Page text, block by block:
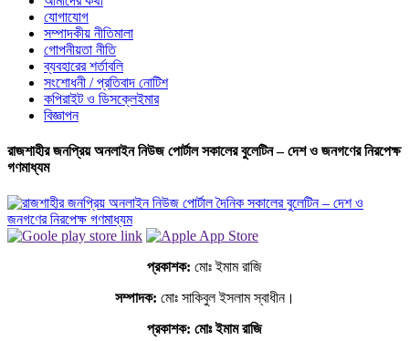
যোগাযোগ
সম্পাদকীয় নীতিমালা
গোপনীয়তা নীতি
ব্যবহারের শর্তাবলি
সংশোধনী / প্রতিবাদ নোটিশ
কপিরাইট ও ডিসক্লেইমার
বিজ্ঞাপন
রাজশাহীর জনপ্রিয় অনলাইন নিউজ পোর্টাল সকালের বুলেটিন – দেশ ও জনগণের নিরপেক্ষ
গণমাধ্যম
প্রকাশক: মোঃ ইমাম রাজি
সম্পাদক: মোঃ সাকিবুল ইসলাম স্বাধীন।
প্রকাশক: মোঃ ইমাম রাজি